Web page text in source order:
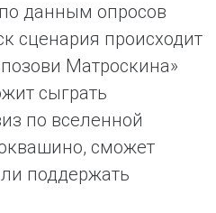
данным опросов
сценария происходит
Матроскина»
сыграть
по вселенной
сможет
поддержать